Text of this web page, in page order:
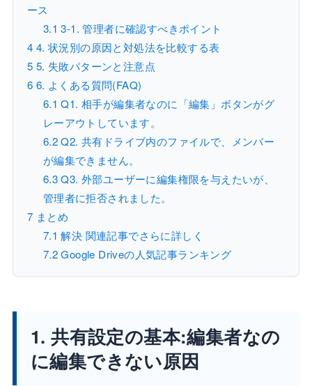
ース
3.1 3-1. 管理者に確認すべきポイント
4 4. 状況別の原因と対処法を比較する表
5 5. 失敗パターンと注意点
6 6. よくある質問(FAQ)
6.1 Q1. 相手が編集者なのに「編集」ボタンがグ
レーアウトしています。
6.2Q2. 共有ドライブ内のファイルで、メンバー
が編集できません。
6.3Q3. 外部ユーザーに編集権限を与えたいが、
管理者に拒否されました。
7 まとめ
7.1 解決 関連記事でさらに詳しく
7.2Google Driveの人気記事ランキング
1. 共有設定の基本:編集者なの
に編集できない原因